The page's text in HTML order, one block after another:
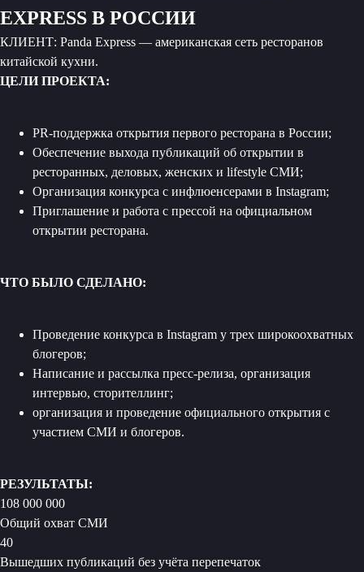
EXPRESS В РОССИИ
КЛИЕНТ: Panda Express — американская сеть ресторанов
китайской кухни.
ЦЕЛИ ПРОЕКТА:
PR-поддержка открытия первого ресторана в России;
Обеспечение выхода публикаций об открытии в
ресторанных, деловых, женских и lifestyle СМИ;
Организация конкурса с инфлюенсерами в Instagram;
Приглашение и работа с прессой на официальном
открытии ресторана.
ЧТО БЫЛО СДЕЛАНО:
Проведение конкурса в Instagram у трех широкоохватных
блогеров;
Написание и рассылка пресс-релиза, организация
интервью, сторителлинг;
организация и проведение официального открытия с
участием СМИ и блогеров.
РЕЗУЛЬТАТЫ:
108 000 000
Общий охват СМИ
40
Вышедших публикаций без учёта перепечаток